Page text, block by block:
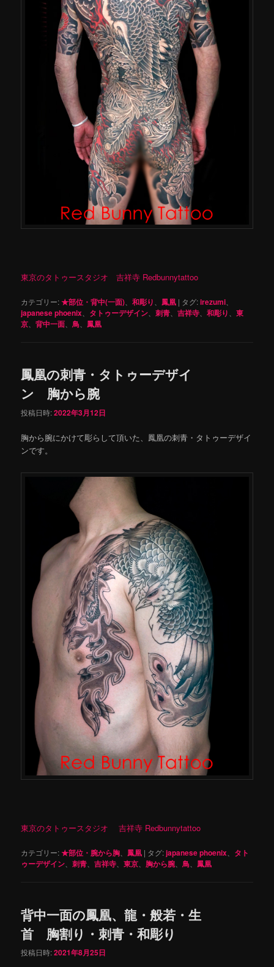
東京のタトゥースタジオ 吉祥寺 Redbunnytattoo
カテゴリー:★部位・背中(一面) 、和彫り 鳳凰 | タグ:irezumi
japanese phoenix タトゥーデザイン 、刺青 、吉祥寺 、和彫り 、東
京 、背中一面 、鳥 鳳凰
鳳凰の刺青・タトゥーデザイ
ン 胸から腕
投稿日時:2022年3月12日
胸から腕にかけて彫らして頂いた、鳳凰の刺青・タトゥーデザイ
ンです。
東京のタトゥースタジオ 吉祥寺 Redbunnytattoo
カテゴリー:★部位・腕から胸 鳳凰 | タグ:japanese phoenix
タト
ゥーデザイン 、刺青 、吉祥寺 、東京 胸から腕 、鳥 鳳凰
背中一面の鳳凰、龍・般若・生
首 胸割り・刺青・和彫り
投稿日時:2021年8月25日